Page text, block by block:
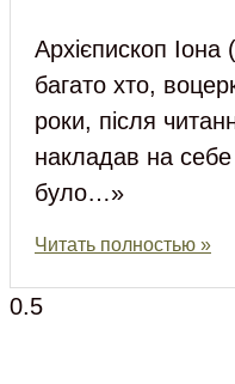
Архієпископ
багато хто,
роки, після
накладав на
було…»
Читать полностью »